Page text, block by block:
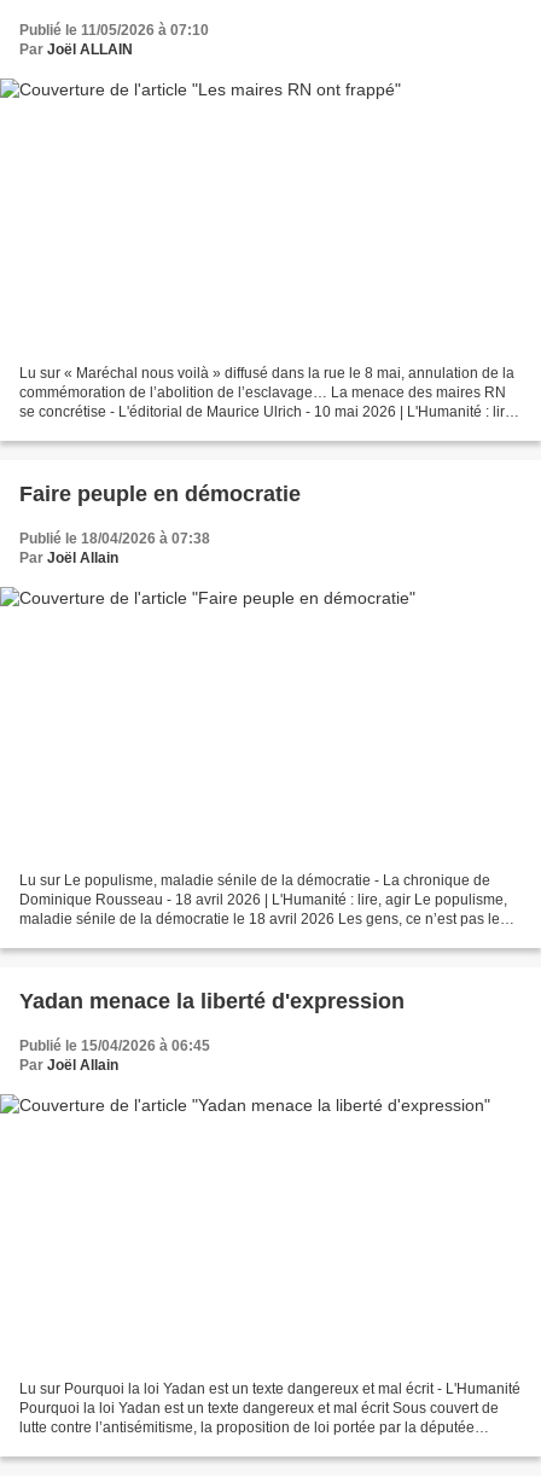
Publié le 11/05/2026 à 07:10
Par Joël ALLAIN
Lu sur « Maréchal nous voilà » diffusé dans la rue le 8 mai, annulation de la
commémoration de l’abolition de l’esclavage… La menace des maires RN
se concrétise - L'éditorial de Maurice Ulrich - 10 mai 2026 | L'Humanité : lire,
Faire peuple en démocratie
Publié le 18/04/2026 à 07:38
Par Joël Allain
Lu sur Le populisme, maladie sénile de la démocratie - La chronique de
Dominique Rousseau - 18 avril 2026 | L'Humanité : lire, agir Le populisme,
maladie sénile de la démocratie le 18 avril 2026 Les gens, ce n’est pas le
Yadan menace la liberté d'expression
Publié le 15/04/2026 à 06:45
Par Joël Allain
Lu sur Pourquoi la loi Yadan est un texte dangereux et mal écrit - L'Humanité
Pourquoi la loi Yadan est un texte dangereux et mal écrit Sous couvert de
lutte contre l’antisémitisme, la proposition de loi portée par la députée